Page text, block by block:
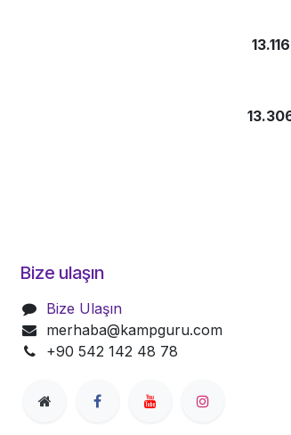
Bize ulaşın
Bize Ulaşın
merhaba@kampguru.com
+90 542 142 48 78